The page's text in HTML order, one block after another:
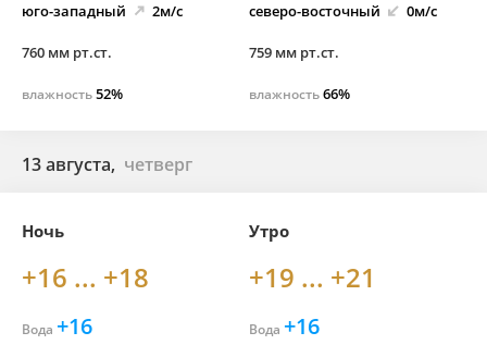
юго-западный 2м/с
760 мм рт.ст.
влажность52%
северо-восточный 0м/с
759 мм рт.ст.
влажность66%
13 августа, четверг
Ночь
+16 ... +18
Вода +16
Утро
+19 ... +21
Вода +16